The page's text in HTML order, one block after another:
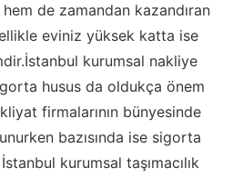
de zamandan kazandıran
eviniz yüksek katta ise
kurumsal nakliye
husus da oldukça önem
firmalarının bünyesinde
bazısında ise sigorta
kurumsal taşımacılık